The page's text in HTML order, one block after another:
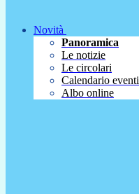
Novità
Panoramica
Le notizie
Le circolari
Calendario eventi
Albo online